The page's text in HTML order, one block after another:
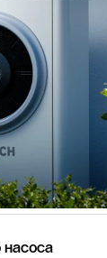
насоса